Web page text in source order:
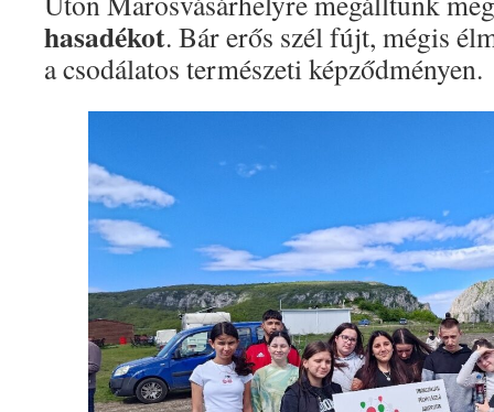
hasadékot. Bár erős szél fújt, mégis
a csodálatos természeti képződményen.